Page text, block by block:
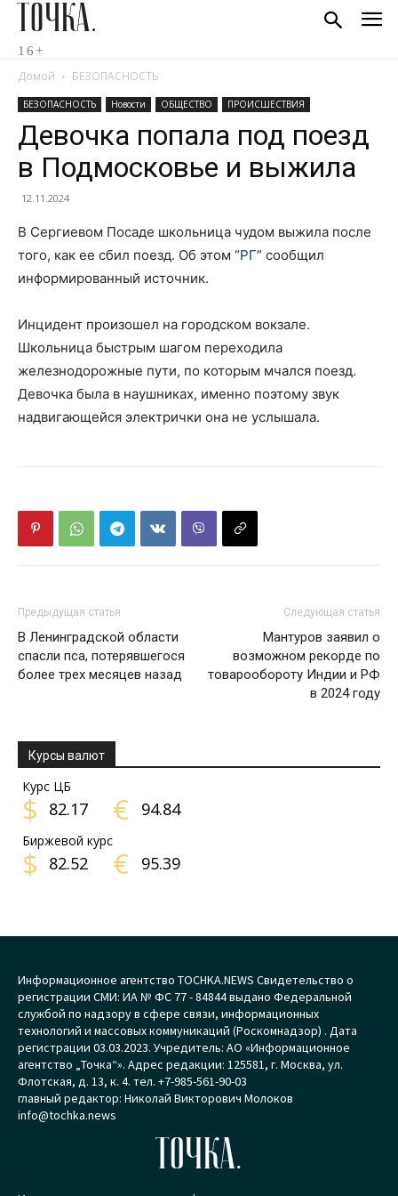
ТОЧКА.
16+
Домой БЕЗОПАСНОСТЬ
БЕЗОПАСНОСТЬ Новости ОБЩЕСТВО ПРОИСШЕСТВИЯ
Девочка попала под поезд
в Подмосковье и выжила
12.11.2024
В Сергиевом Посаде школьница чудом выжила после
того, как ее сбил поезд. Об этом “РГ” сообщил
информированный источник.
Инцидент произошел на городском вокзале.
Школьница быстрым шагом переходила
железнодорожные пути, по которым мчался поезд.
Девочка была в наушниках, именно поэтому звук
надвигающейся электрички она не услышала.
Предыдущая статья
В Ленинградской области
спасли пса, потерявшегося
более трех месяцев назад
Следующая статья
Мантуров заявил о
возможном рекорде по
товарообороту Индии и РФ
в 2024 году
Курсы валют
Курс ЦБ
$ 82.17 € 94.84
Биржевой курс
$ 82.52 € 95.39
Информационное агентство TOCHKA.NEWS Свидетельство о
регистрации СМИ: ИА № ФС 77 - 84844 выдано Федеральной
службой по надзору в сфере связи, информационных
технологий и массовых коммуникаций (Роскомнадзор) . Дата
регистрации 03.03.2023. Учредитель: АО «Информационное
агентство „Точка“». Адрес редакции: 125581, г. Москва, ул.
Флотская, д. 13, к. 4. тел. +7-985-561-90-03
главный редактор: Николай Викторович Молоков
info@tochka.news
ТОЧКА.